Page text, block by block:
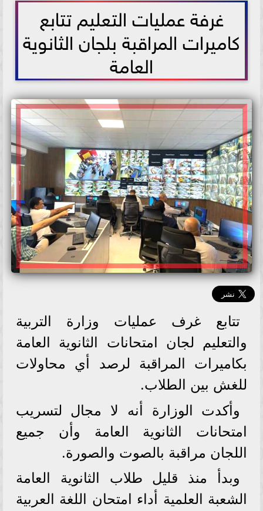
غرفة عمليات التعليم تتابع
كاميرات المراقبة بلجان الثانوية
العامة
تتابع غرف عمليات وزارة التربية
والتعليم لجان امتحانات الثانوية العامة
بكاميرات المراقبة لرصد أي محاولات
للغش بين الطلاب.
وأكدت الوزارة أنه لا مجال لتسريب
امتحانات الثانوية العامة وأن جميع
اللجان مراقبة بالصوت والصورة.
وبدأ منذ قليل طلاب الثانوية العامة
الشعبة العلمية أداء امتحان اللغة العربية